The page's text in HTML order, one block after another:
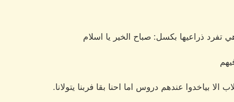
تفرد ذراعيها بكسل: صباح الخير يا اسلام
بياخدوا عندهم دروس اما احنا بقا فربنا يتولانا.